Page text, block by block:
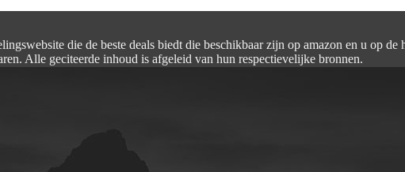
die de beste deals biedt die beschikbaar zijn op amazon en u op de
Alle geciteerde inhoud is afgeleid van hun respectievelijke bronnen.